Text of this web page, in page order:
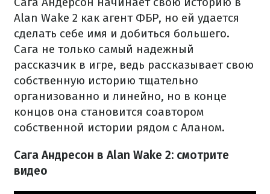
Alan Wake 2 как агент ФБР, но ей удается
сделать себе имя и добиться большего.
Сага не только самый надежный
рассказчик в игре, ведь рассказывает свою
собственную историю тщательно
организованно и линейно, но в конце
концов она становится соавтором
собственной истории рядом с Аланом.
Сага Андресон в Alan Wake 2: смотрите
видео